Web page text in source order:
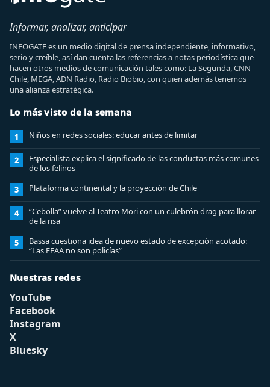
Informar, analizar, anticipar
INFOGATE es un medio digital de prensa independiente, informativo,
serio y creíble, así dan cuenta las referencias a notas periodística que
hacen otros medios de comunicación tales como: La Segunda, CNN
Chile, MEGA, ADN Radio, Radio Biobio, con quien además tenemos
una alianza estratégica.
Lo más visto de la semana
1 Niños en redes sociales: educar antes de limitar
2
Especialista explica el significado de las conductas más comunes
de los felinos
3 Plataforma continental y la proyección de Chile
4
“Cebolla” vuelve al Teatro Mori con un culebrón drag para llorar
de la risa
5
Bassa cuestiona idea de nuevo estado de excepción acotado:
“Las FFAA no son policías”
Nuestras redes
YouTube
Facebook
Instagram
X
Bluesky